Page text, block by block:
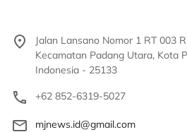
Jalan Lansano Nomor 1 RT 003
Kecamatan Padang Utara, Kota
Indonesia - 25133
+62 852-6319-5027
mjnews.id@gmail.com